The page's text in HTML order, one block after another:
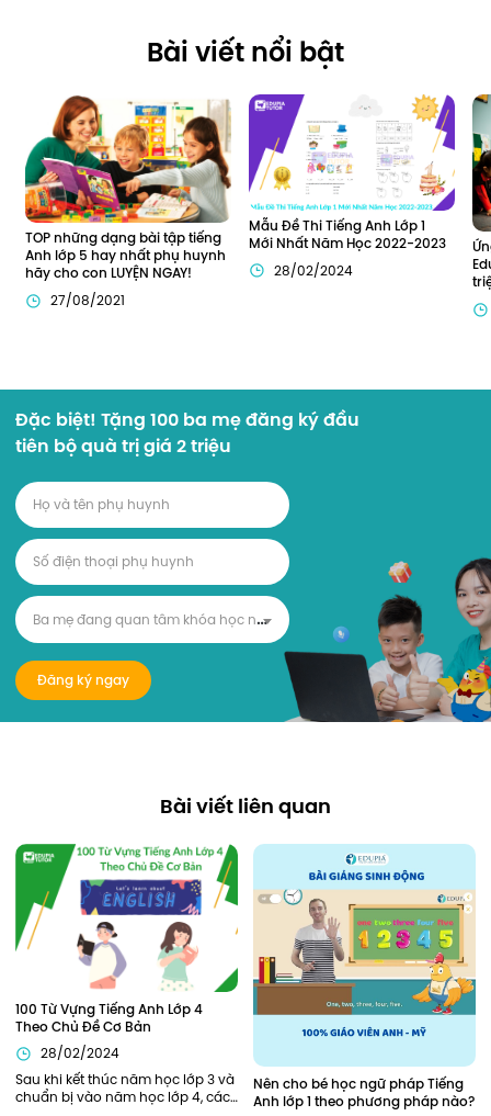
Bài viết nổi bật
TOP những dạng bài tập tiếng
Anh lớp 5 hay nhất phụ huynh
hãy cho con LUYỆN NGAY!
27/08/2021
Mẫu Đề Thi Tiếng Anh Lớp 1
Mới Nhất Năm Học 2022-2023
28/02/2024
Đặc biệt! Tặng 100 ba mẹ đăng ký đầu
tiên bộ quà trị giá 2 triệu
B
a mẹ đang quan tâm khóa học nào?
Đăng ký ngay
Bài viết liên quan
100 Từ Vựng Tiếng Anh Lớp 4
Theo Chủ Đề Cơ Bản
28/02/2024
Sau khi kết thúc năm học lớp 3 và
chuẩn bị vào năm học lớp 4, các
Nên cho bé học ngữ pháp Tiếng
Anh lớp 1 theo phương pháp nào?